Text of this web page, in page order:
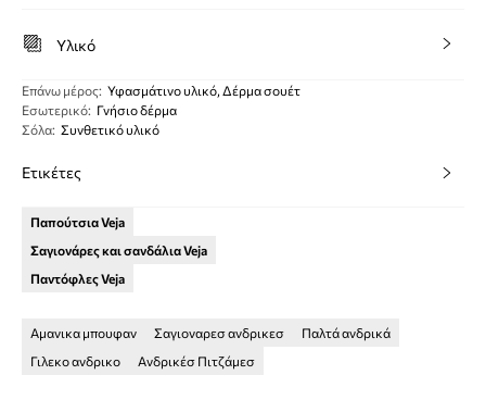
Υλικό
Eπάνω μέρος: Υφασμάτινο υλικό, Δέρμα σουέτ
Εσωτερικό: Γνήσιο δέρμα
Σόλα: Συνθετικό υλικό
Ετικέτες
Παπούτσια Veja
Σαγιονάρες και σανδάλια Veja
Παντόφλες Veja
Αμανικα μπουφαν Σαγιοναρεσ ανδρικεσ
Παλτά ανδρικά
Γιλεκο ανδρικο
Ανδρικέσ Πιτζάμεσ